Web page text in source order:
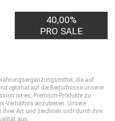
40,00%
PRO SALE
die auf
optimal auf die Bedürfnisse unserer
ist es, Premium-Produkte zu
Verhältnis anzubieten. Unsere
ihrer Art und zeichnen sich durch ihre
aus.